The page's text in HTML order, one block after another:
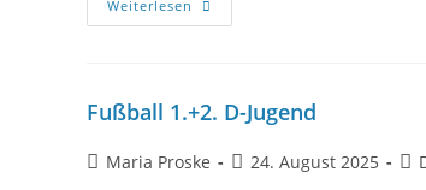
Weiterlesen
Fußball 1.+2. D-Jugend
Maria Proske 24. August 2025